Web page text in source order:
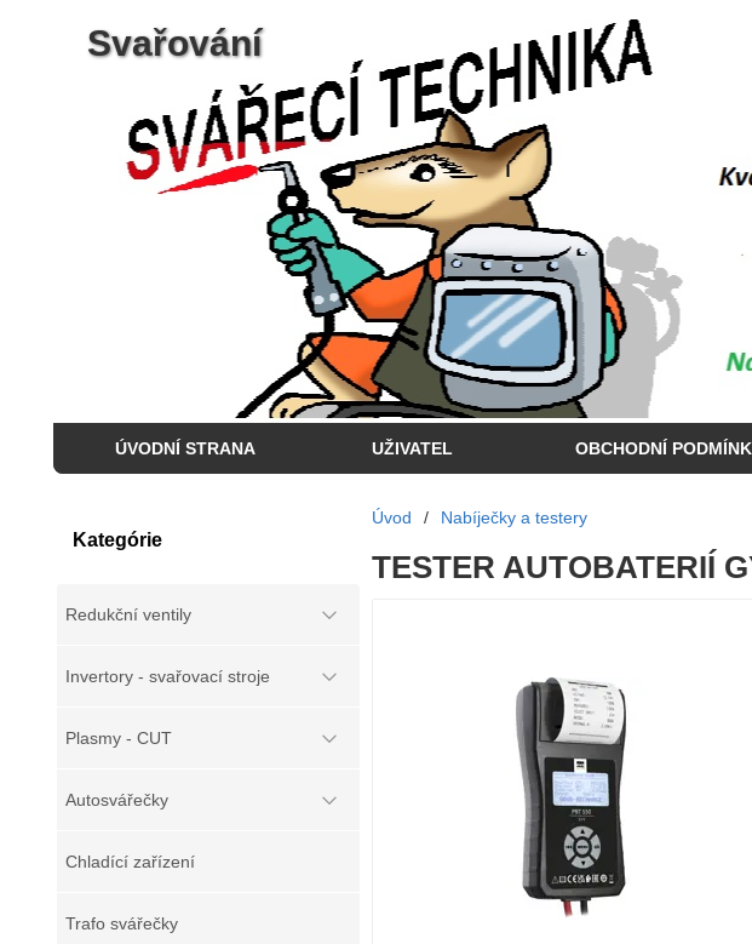
Svařování
ÚVODNÍ STRANA UŽIVATEL OBCHODNÍ
Kategórie
Redukční ventily
Invertory - svařovací stroje
Plasmy - CUT
Autosvářečky
Chladící zařízení
Trafo svářečky
Úvod / Nabíječky a testery
TESTER AUTOBATERIÍ